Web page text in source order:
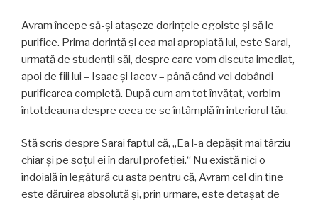
Avram începe să-şi atașeze dorințele egoiste și să le
purifice. Prima dorință și cea mai apropiată lui, este Sarai,
urmată de studenții săi, despre care vom discuta imediat,
apoi de fiii lui – Isaac şi Iacov – până când vei dobândi
purificarea completă. După cum am tot învățat, vorbim
întotdeauna despre ceea ce se întâmplă în interiorul tău.
Stă scris despre Sarai faptul că, „Ea l-a depășit mai târziu
chiar și pe soțul ei în darul profeției.“ Nu există nici o
îndoială în legătură cu asta pentru că, Avram cel din tine
este dăruirea absolută şi, prin urmare, este detașat de